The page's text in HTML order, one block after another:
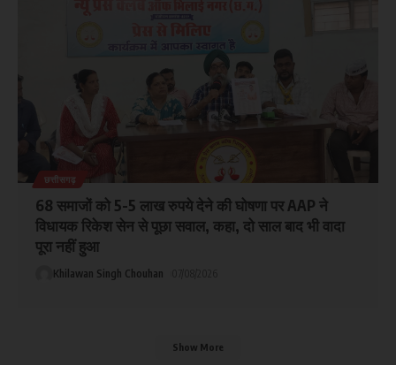
छत्तीसगढ़
68 समाजों को 5-5 लाख रुपये देने की घोषणा पर AAP ने
विधायक रिकेश सेन से पूछा सवाल, कहा, दो साल बाद भी वादा
पूरा नहीं हुआ
Khilawan Singh Chouhan
Show More